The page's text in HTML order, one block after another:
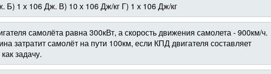
Б) 1 х 106 Дж. В) 10 х 106 Дж/кг Г) 1 х 106 Дж/кг
самолёта равна 300кВт, а скорость движения самолета - 900км/ч.
затратит самолёт на пути 100км, если КПД двигателя составляет
задачу.